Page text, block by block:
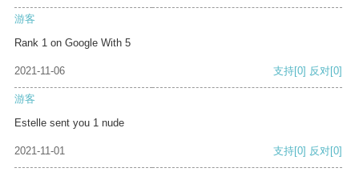
游客
Rank 1 on Google With 5
2021-11-06 支持[0] 反对[0]
游客
Estelle sent you 1 nude
2021-11-01 支持[0] 反对[0]